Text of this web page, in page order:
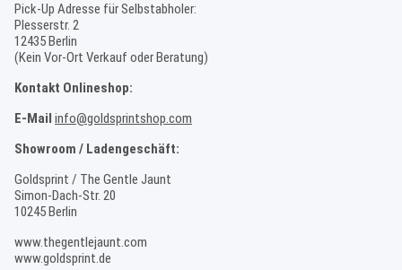
Pick-Up Adresse für Selbstabholer:
Plesserstr. 2
12435 Berlin
(Kein Vor-Ort Verkauf oder Beratung)
Kontakt Onlineshop:
E-Mail info@goldsprintshop.com
Showroom / Ladengeschäft:
Goldsprint / The Gentle Jaunt
Simon-Dach-Str. 20
10245 Berlin
www.thegentlejaunt.com
www.goldsprint.de